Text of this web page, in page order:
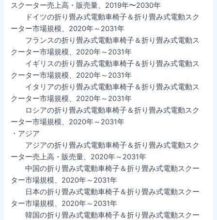
スクーター売上高・販売量、2019年〜2030年
ドイツの折り畳み式電動車椅子＆折り畳み式電動スク
ーター市場規模、2020年～2031年
フランスの折り畳み式電動車椅子＆折り畳み式電動ス
クーター市場規模、2020年～2031年
イギリスの折り畳み式電動車椅子＆折り畳み式電動ス
クーター市場規模、2020年～2031年
イタリアの折り畳み式電動車椅子＆折り畳み式電動ス
クーター市場規模、2020年～2031年
ロシアの折り畳み式電動車椅子＆折り畳み式電動スク
ーター市場規模、2020年～2031年
・アジア
アジアの折り畳み式電動車椅子＆折り畳み式電動スク
ーター売上高・販売量、2020年～2031年
中国の折り畳み式電動車椅子＆折り畳み式電動スクー
ター市場規模、2020年～2031年
日本の折り畳み式電動車椅子＆折り畳み式電動スクー
ター市場規模、2020年～2031年
韓国の折り畳み式電動車椅子＆折り畳み式電動スクー